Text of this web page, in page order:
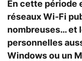
En cette période
réseaux Wi-Fi
nombreuses… et
personnelles
Windows ou un